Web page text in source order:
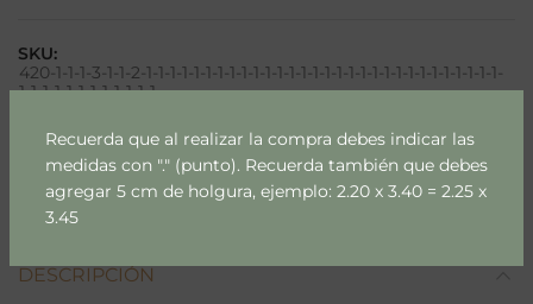
Recuerda que al realizar la compra debes indicar las
medidas con "." (punto). Recuerda también que debes
agregar 5 cm de holgura, ejemplo: 2.20 x 3.40 = 2.25 x
3.45
SKU:
420-1-1-1-3-1-1-2-1-1-1-1-1-1-1-1-1-1-1-1-1-1-1-1-1-1-1-1-1-1-1-1-1-1-1-1-1-1-
1-1-1-1-1-1-1-1-1-1-1-1
Categorías:
Juvenil
Street
Compartir
DESCRIPCIÓN